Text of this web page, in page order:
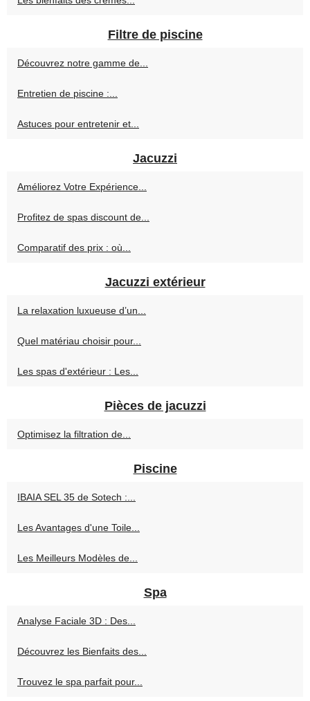
Filtre de piscine
Découvrez notre gamme de...
Entretien de piscine :...
Astuces pour entretenir et...
Jacuzzi
Améliorez Votre Expérience...
Profitez de spas discount de...
Comparatif des prix : où...
Jacuzzi extérieur
La relaxation luxueuse d’un...
Quel matériau choisir pour...
Les spas d'extérieur : Les...
Pièces de jacuzzi
Optimisez la filtration de...
Piscine
IBAIA SEL 35 de Sotech :...
Les Avantages d'une Toile...
Les Meilleurs Modèles de...
Spa
Analyse Faciale 3D : Des...
Découvrez les Bienfaits des...
Trouvez le spa parfait pour...